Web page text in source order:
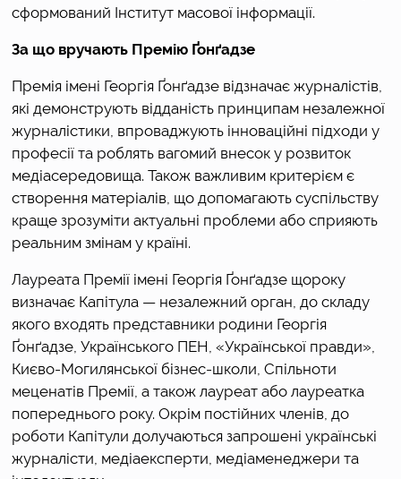
сформований Інститут масової інформації.
За що вручають Премію Ґонґадзе
Премія імені Георгія Ґонґадзе відзначає журналістів,
які демонструють відданість принципам незалежної
журналістики, впроваджують інноваційні підходи у
професії та роблять вагомий внесок у розвиток
медіасередовища. Також важливим критерієм є
створення матеріалів, що допомагають суспільству
краще зрозуміти актуальні проблеми або сприяють
реальним змінам у країні.
Лауреата Премії імені Георгія Ґонґадзе щороку
визначає Капітула — незалежний орган, до складу
якого входять представники родини Георгія
Ґонґадзе, Українського ПЕН, «Української правди»,
Києво-Могилянської бізнес-школи, Спільноти
меценатів Премії, а також лауреат або лауреатка
попереднього року. Окрім постійних членів, до
роботи Капітули долучаються запрошені українські
журналісти, медіаексперти, медіаменеджери та